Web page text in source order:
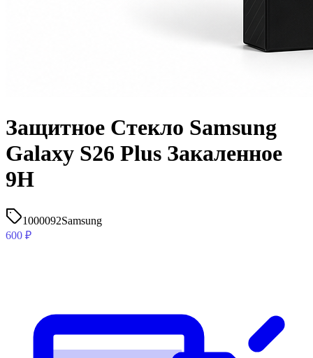
Защитное Стекло Samsung
Galaxy S26 Plus Закаленное
9H
1000092Samsung
600 ₽